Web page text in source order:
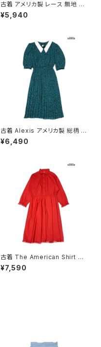
古着 アメリカ製 レース 無地 ナ
イロン ミニ丈 七分袖 ワンピー
ス ピンク (otu2602051)
¥5,940
古着 Alexis アメリカ製 総柄 ロ
ング丈 長袖 プリーツ ワンピー
ス 緑 (otu2603020)
¥6,490
古着 The American Shirt Dr
ess アメリカ製 レース 無地 コ
ットン ロング丈 長袖 ワンピース
¥7,590